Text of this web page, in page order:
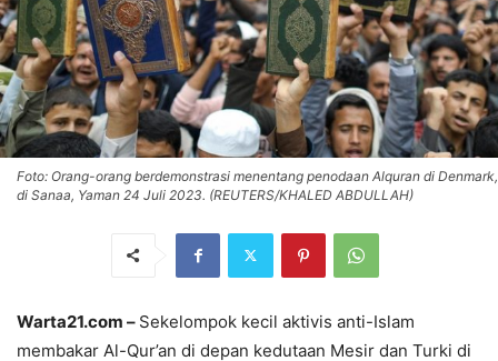
Foto: Orang-orang berdemonstrasi menentang penodaan Alquran di Denmark,
di Sanaa, Yaman 24 Juli 2023. (REUTERS/KHALED ABDULLAH)
Warta21.com – Sekelompok kecil aktivis anti-Islam
membakar Al-Qur’an di depan kedutaan Mesir dan Turki di